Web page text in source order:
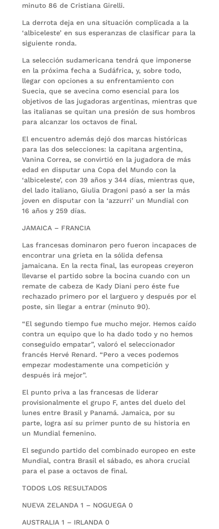
minuto 86 de Cristiana Girelli.
La derrota deja en una situación complicada a la
‘albiceleste’ en sus esperanzas de clasificar para la
siguiente ronda.
La selección sudamericana tendrá que imponerse
en la próxima fecha a Sudáfrica, y, sobre todo,
llegar con opciones a su enfrentamiento con
Suecia, que se avecina como esencial para los
objetivos de las jugadoras argentinas, mientras que
las italianas se quitan una presión de sus hombros
para alcanzar los octavos de final.
El encuentro además dejó dos marcas históricas
para las dos selecciones: la capitana argentina,
Vanina Correa, se convirtió en la jugadora de más
edad en disputar una Copa del Mundo con la
‘albiceleste’, con 39 años y 344 días, mientras que,
del lado italiano, Giulia Dragoni pasó a ser la más
joven en disputar con la ‘azzurri’ un Mundial con
16 años y 259 días.
JAMAICA – FRANCIA
Las francesas dominaron pero fueron incapaces de
encontrar una grieta en la sólida defensa
jamaicana. En la recta final, las europeas creyeron
llevarse el partido sobre la bocina cuando con un
remate de cabeza de Kady Diani pero éste fue
rechazado primero por el larguero y después por el
poste, sin llegar a entrar (minuto 90).
“El segundo tiempo fue mucho mejor. Hemos caído
contra un equipo que lo ha dado todo y no hemos
conseguido empatar”, valoró el seleccionador
francés Hervé Renard. “Pero a veces podemos
empezar modestamente una competición y
después irá mejor”.
El punto priva a las francesas de liderar
provisionalmente el grupo F, antes del duelo del
lunes entre Brasil y Panamá. Jamaica, por su
parte, logra así su primer punto de su historia en
un Mundial femenino.
El segundo partido del combinado europeo en este
Mundial, contra Brasil el sábado, es ahora crucial
para el pase a octavos de final.
TODOS LOS RESULTADOS
NUEVA ZELANDA 1 – NOGUEGA 0
AUSTRALIA 1 – IRLANDA 0